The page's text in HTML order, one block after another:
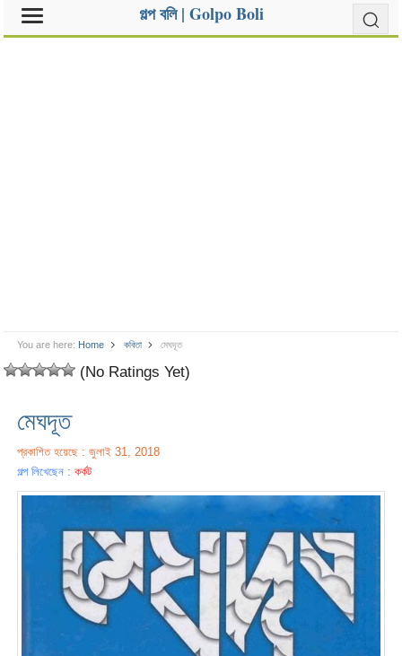
গল্প বলি | Golpo Boli
You are here: Home কবিতা মেঘদূত
(No Ratings Yet)
মেঘদূত
প্রকাশিত হয়েছে : জুলাই 31, 2018
গল্প লিখেছেন :কর্কট